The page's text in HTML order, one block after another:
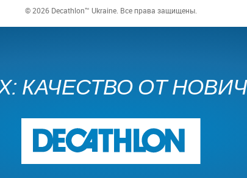
© 2026 Decathlon™ Ukraine. Все права защищены.
КАЧЕСТВО ОТ